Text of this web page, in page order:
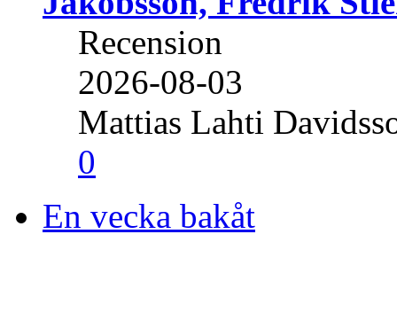
Recension
2026-08-03
Mattias Lahti
0
En vecka bakåt